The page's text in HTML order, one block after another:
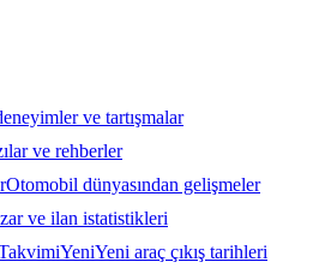
ve tartışmalar
ve rehberler
Otomobil dünyasından gelişmeler
ve ilan istatistikleri
YeniYeni araç çıkış tarihleri